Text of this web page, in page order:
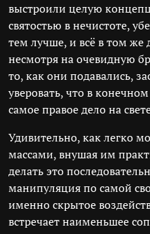
выстроили целую
святостью в нечистоте,
тем лучше, и всё в том же
несмотря на очевидную
то, как они подавались,
уверовать, что в
самое правое дело на
Удивительно, как легко
массами, внушая им
делать это
манипуляция по самой
именно скрытое
встречает наименьшее